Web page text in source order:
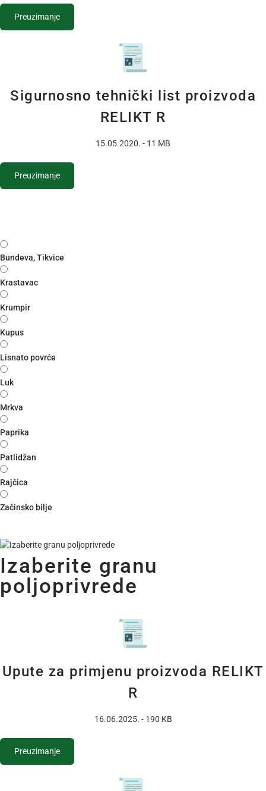
Preuzimanje
Sigurnosno tehnički list proizvoda
RELIKT R
15.05.2020. - 11 MB
Preuzimanje
Bundeva, Tikvice
Krastavac
Krumpir
Kupus
Lisnato povrće
Luk
Mrkva
Paprika
Patlidžan
Rajčica
Začinsko bilje
Izaberite granu
poljoprivrede
Upute za primjenu proizvoda RELIKT
R
16.06.2025. - 190 KB
Preuzimanje